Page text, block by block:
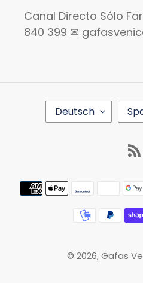
Canal Directo Sólo
840 399 ✉
S
P
E
Deutsch
L
A
G
O
© 2026,Gafas